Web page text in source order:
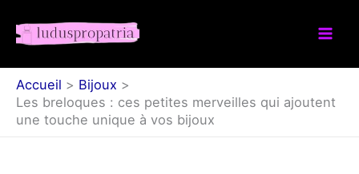
Accueil
Bijoux
Les breloques : ces petites merveilles qui ajoutent
une touche unique à vos bijoux